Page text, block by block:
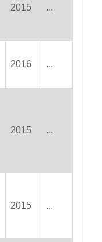
2015 ...
2016 ...
2015 ...
2015 ...